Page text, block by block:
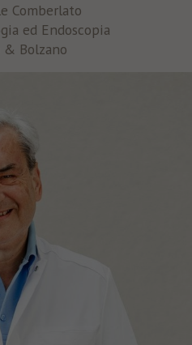
Comberlato
ed Endoscopia
& Bolzano